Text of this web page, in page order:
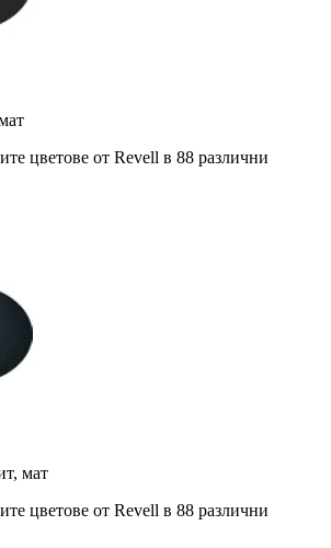
цветове от Revell в 88 различни
мат
цветове от Revell в 88 различни